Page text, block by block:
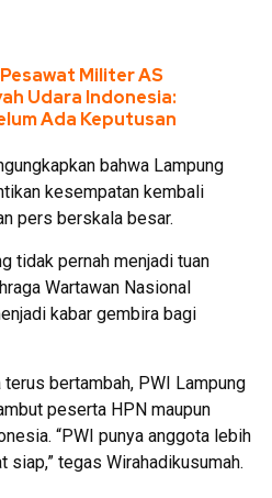
Militer AS
Udara Indonesia:
Ada Keputusan
bahwa Lampung
kesempatan kembali
pers berskala besar.
tidak pernah menjadi tuan
Wartawan Nasional
kabar gembira bagi
terus bertambah, PWI Lampung
peserta HPN maupun
“PWI punya anggota lebih
siap,” tegas Wirahadikusumah.